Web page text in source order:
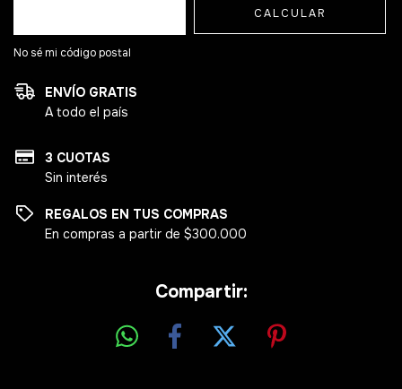
CALCULAR
No sé mi código postal
ENVÍO GRATIS
A todo el país
3 CUOTAS
Sin interés
REGALOS EN TUS COMPRAS
En compras a partir de $300.000
Compartir: